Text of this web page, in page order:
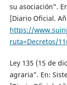
su asociación”.
[Diario Oficial.
https://
ruta=Decretos/
Ley 135 (15 de
agraria”. En: